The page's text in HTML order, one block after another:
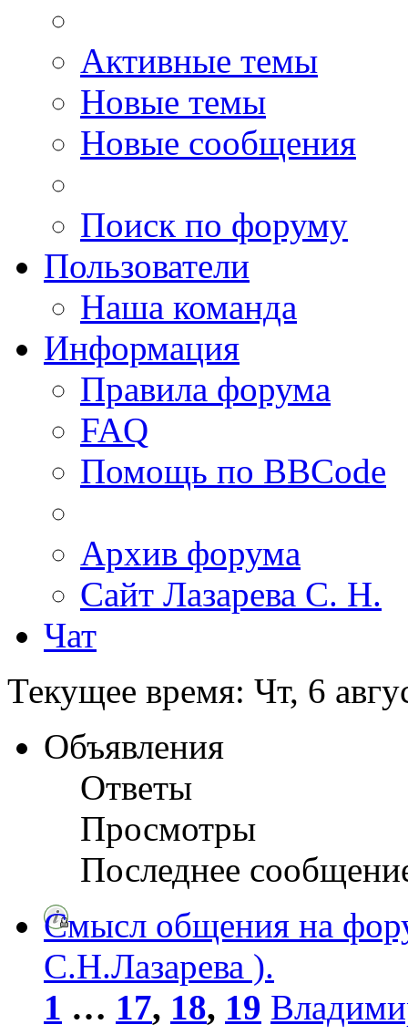
Активные темы
Новые темы
Новые сообщения
Поиск по форуму
Пользователи
Наша команда
Информация
Правила форума
FAQ
Помощь по BBCode
Архив форума
Сайт Лазарева С. Н.
Чат
Текущее время: Чт, 6
Объявления
Ответы
Просмотры
Последнее
Смысл общения на
С.Н.Лазарева ).
1 … 17, 18, 19